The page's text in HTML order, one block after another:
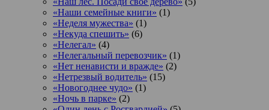
«Наши семейные книги» (1)
«Неделя мужества» (1)
«Некуда спешить» (6)
«Нелегал» (4)
«Нелегальный перевозчик» (1)
«Нет ненависти и вражде» (2)
«Нетрезвый водитель» (15)
«Новогоднее чудо» (1)
«Ночь в парке» (2)